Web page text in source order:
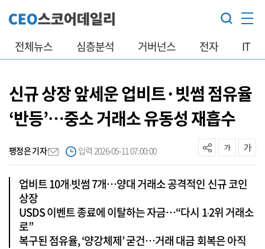
전체뉴스 심층분석 거버넌스 전자 IT
신규 상장 앞세운 업비트·빗썸 점유율
‘반등’…중소 거래소 유동성 재흡수
팽정은 기자 입력 2026-05-11 07:00:00
업비트 10개‧빗썸 7개…양대 거래소 공격적인 신규 코인
상장
USDS 이벤트 종료에 이탈하는 자금…“다시 1‧2위 거래소
로”
복구된 점유율, ‘양강체제’ 굳건…거래 대금 회복은 아직